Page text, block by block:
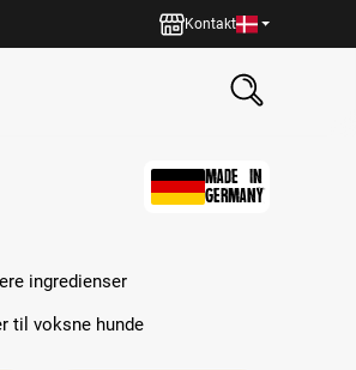
Kontakt
MADE IN
GERMANY
ingredienser
til voksne hunde